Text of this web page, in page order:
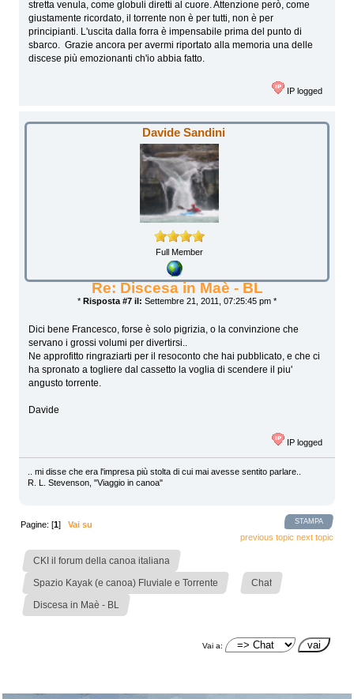
stretta venula, come globuli diretti al cuore. Attenzione però, come
giustamente ricordato, il torrente non è per tutti, non è per
principianti. L'uscita dalla forra è impensabile prima del punto di
sbarco. Grazie ancora per avermi riportato alla memoria una delle
discese più emozionanti ch'io abbia fatto.
IP logged
Davide Sandini
Full Member
Re: Discesa in Maè - BL
* Risposta #7 il: Settembre 21, 2011, 07:25:45 pm *
Dici bene Francesco, forse è solo pigrizia, o la convinzione che
servano i grossi volumi per divertirsi..
Ne approfitto ringraziarti per il resoconto che hai pubblicato, e che ci
ha spronato a togliere dal cassetto la voglia di scendere il piu'
angusto torrente.
Davide
IP logged
.. mi disse che era l'impresa più stolta di cui mai avesse sentito parlare..
R. L. Stevenson, "Viaggio in canoa"
STAMPA
Pagine: [1]Vai su
previous topic next topic
CKI il forum della canoa italiana
Spazio Kayak (e canoa) Fluviale e Torrente Chat
Discesa in Maè - BL
Vai a: